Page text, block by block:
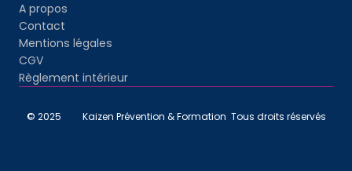
A propos
Contact
Mentions légales
CGV
Règlement intérieur
© 2025         Kaizen Prévention & Formation  Tous droits réservés